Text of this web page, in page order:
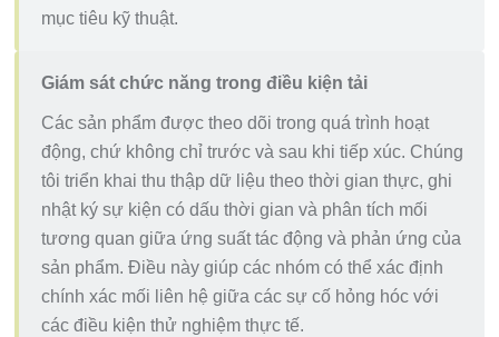
mục tiêu kỹ thuật.
Giám sát chức năng trong điều kiện tải
Các sản phẩm được theo dõi trong quá trình hoạt
động, chứ không chỉ trước và sau khi tiếp xúc. Chúng
tôi triển khai thu thập dữ liệu theo thời gian thực, ghi
nhật ký sự kiện có dấu thời gian và phân tích mối
tương quan giữa ứng suất tác động và phản ứng của
sản phẩm. Điều này giúp các nhóm có thể xác định
chính xác mối liên hệ giữa các sự cố hỏng hóc với
các điều kiện thử nghiệm thực tế.